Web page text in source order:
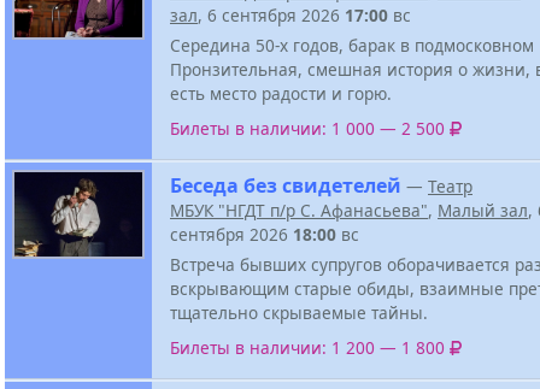
зал, 6 сентября 2026 17:00 вс
Середина 50-х годов, барак в подмосковном
Пронзительная, смешная история о жизни,
есть место радости и горю.
Билеты в наличии: 1 000 — 2 500
Беседа без свидетелей — Театр
МБУК "НГДТ п/р С. Афанасьева", Малый зал,
сентября 2026 18:00 вс
Встреча бывших супругов оборачивается
вскрывающим старые обиды, взаимные
тщательно скрываемые тайны.
Билеты в наличии: 1 200 — 1 800